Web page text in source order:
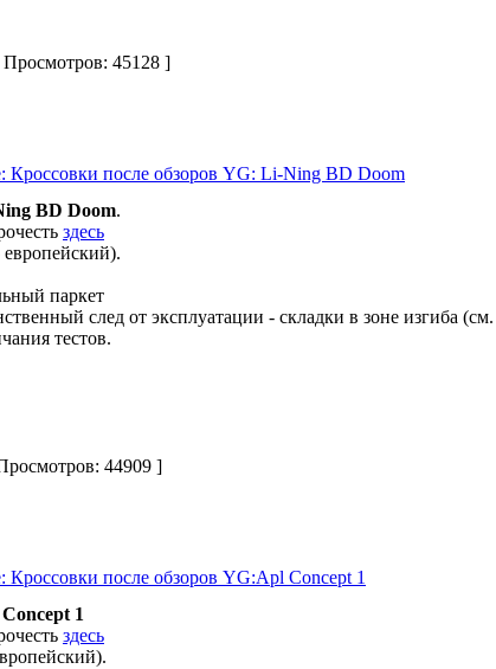
45128 ]
Кроссовки после обзоров YG: Li-Ning BD Doom
BD Doom.
здесь
паркет
след от эксплуатации - складки в зоне изгиба
тестов.
44909 ]
Кроссовки после обзоров YG:Apl Concept 1
1
здесь